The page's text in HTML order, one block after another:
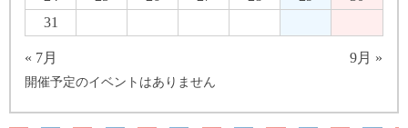
31
« 7月 9月 »
開催予定のイベントはありません